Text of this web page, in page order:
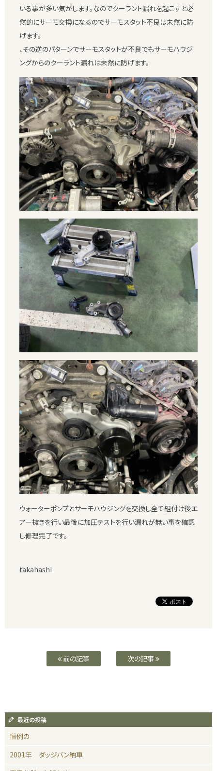
いる事が多い気がします。なのでクーラント漏れを起こすと必
然的にサーモ交換になるのでサーモスタット不良は未然に防
げます。
、その逆のパターンでサーモスタットが不良でもサーモハウジ
ングからのクーラント漏れは未然に防げます。
ウォーターポンプとサーモハウジングを交換し全て組付け後エ
アー抜きを行い最後に加圧テストを行い漏れが無い事を確認
し修理完了です。
takahashi
前の記事 次の記事
最近の投稿
恒例の
2001年 ダッジバン納車